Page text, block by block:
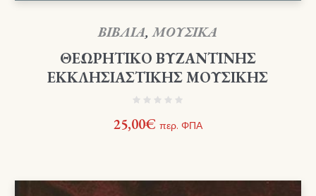
ΒΙΒΛΙΑ,ΜΟΥΣΙΚΑ
ΘΕΩΡΗΤΙΚΟ ΒΥΖΑΝΤΙΝΗΣ
ΕΚΚΛΗΣΙΑΣΤΙΚΗΣ ΜΟΥΣΙΚΗΣ
25,00€ περ. ΦΠΑ